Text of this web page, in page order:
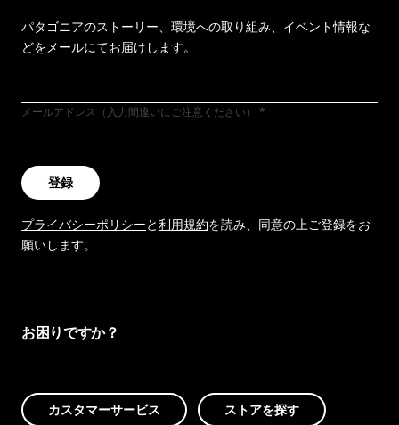
パタゴニアのストーリー、環境への取り組み、イベント情報な
どをメールにてお届けします。
メールアドレス（入力間違いにご注意ください）
登録
プライバシーポリシーと利用規約を読み、同意の上ご登録をお
願いします。
お困りですか？
カスタマーサービス ストアを探す